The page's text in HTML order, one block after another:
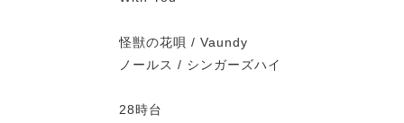
怪獣の花唄 / Vaundy
ノールス / シンガーズハイ
28時台